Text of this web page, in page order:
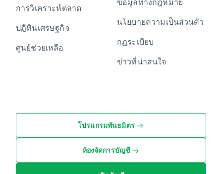
การวิเคราะห์ตลาด
ปฏิทินเศรษฐกิจ
ศูนย์ช่วยเหลือ
นโยบายความเป็นส่วนตัว
กฎระเบียบ
ข่าวที่น่าสนใจ
โปรแกรมพันธมิตร
ห้องจัดการบัญชี